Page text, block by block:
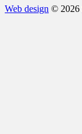
Web design © 2026